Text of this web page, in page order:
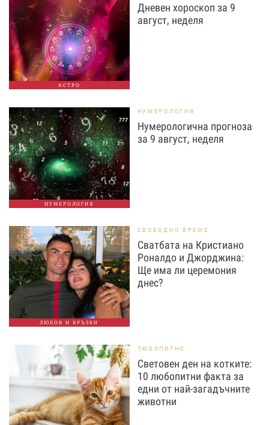
АСТРО
Дневен хороскоп за 9
август, неделя
НУМЕРОЛОГИЯ
НУМЕРОЛОГИЯ
Нумерологична прогноза
за 9 август, неделя
ЛЮБОВ И ВРЪЗКИ
СВОБОДНО ВРЕМЕ
Сватбата на Кристиано
Роналдо и Джорджина:
Ще има ли церемония
днес?
ЛЮБОПИТНО
Световен ден на котките:
10 любопитни факта за
едни от най-загадъчните
животни